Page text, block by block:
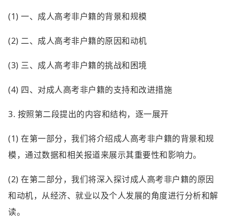
(1) 一、成人高考非户籍的背景和规模
(2) 二、成人高考非户籍的原因和动机
(3) 三、成人高考非户籍的挑战和困境
(4) 四、对成人高考非户籍的支持和改进措施
3. 按照第二段提出的内容和结构，逐一展开
(1) 在第一部分，我们将介绍成人高考非户籍的背景和规
模，通过数据和相关报道来展示其重要性和影响力。
(2) 在第二部分，我们将深入探讨成人高考非户籍的原因
和动机，从经济、就业以及个人发展的角度进行分析和解
读。